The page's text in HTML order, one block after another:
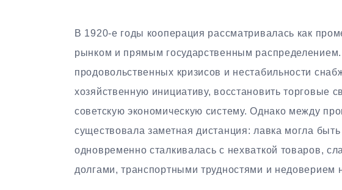
В 1920-е годы кооперация рассматривалась как
рынком и прямым государственным
продовольственных кризисов и нестабильности
хозяйственную инициативу, восстановить торговые
советскую экономическую систему. Однако между
существовала заметная дистанция: лавка могла
одновременно сталкивалась с нехваткой товаров,
долгами, транспортными трудностями и недоверием